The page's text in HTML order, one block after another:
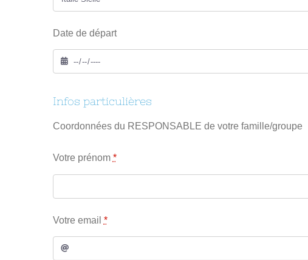
Date de départ
Infos particulières
Coordonnées du RESPONSABLE de votre famille/groupe
Votre prénom *
Votre email *